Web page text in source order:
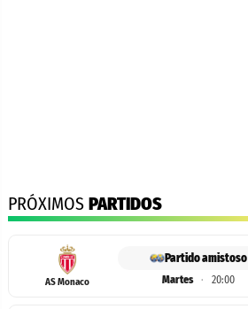
PRÓXIMOS PARTIDOS
AS Monaco
Partido amistoso
Martes · 20:00